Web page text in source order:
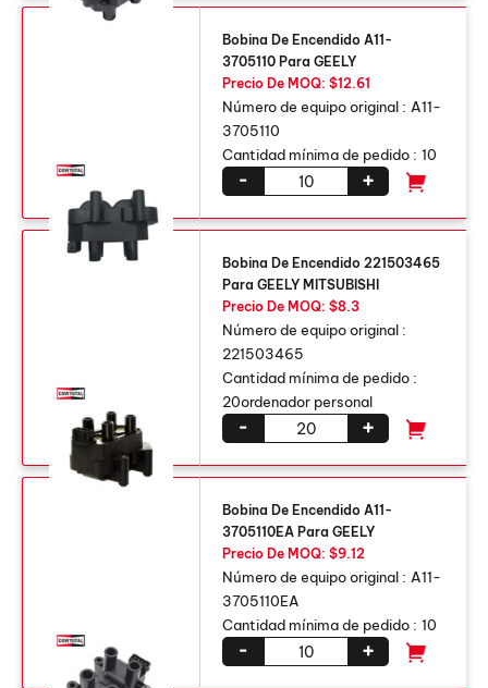
Bobina De Encendido A11-
3705110 Para GEELY
Precio De MOQ: $12.61
Número de equipo original : A11-
3705110
Cantidad mínima de pedido : 10
+
-
Bobina De Encendido 221503465
Para GEELY MITSUBISHI
Precio De MOQ: $8.3
Número de equipo original :
221503465
Cantidad mínima de pedido :
20ordenador personal
+
-
Bobina De Encendido A11-
3705110EA Para GEELY
Precio De MOQ: $9.12
Número de equipo original : A11-
3705110EA
Cantidad mínima de pedido : 10
+
-